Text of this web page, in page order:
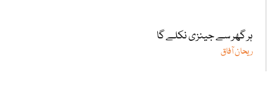
ہر گھر سے جینزی نکلے گا
ریحان آفاق